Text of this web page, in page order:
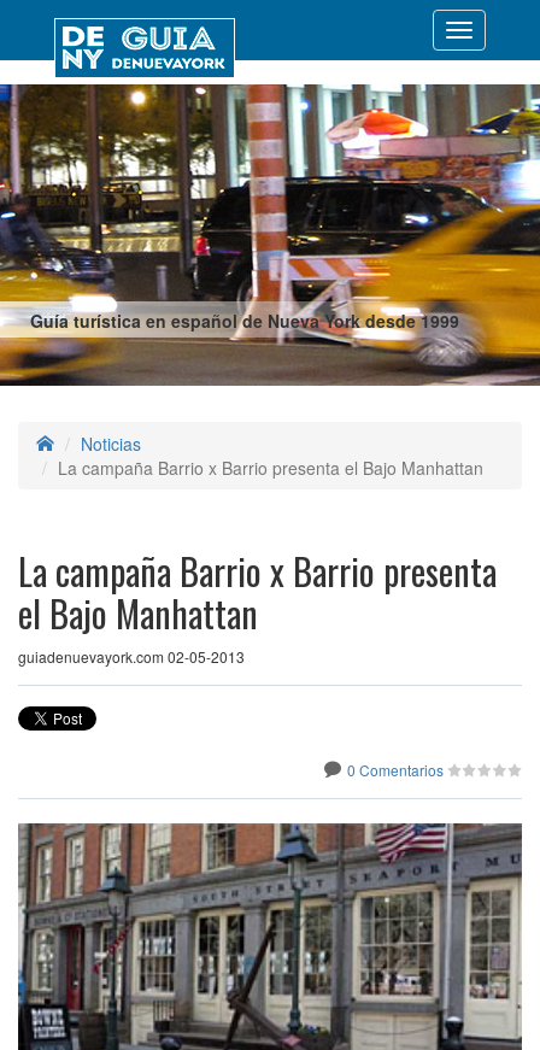
Guía turística en español de Nueva York desde 1999
Desplegar
Noticias
La campaña Barrio x Barrio presenta el Bajo Manhattan
La campaña Barrio x Barrio presenta
el Bajo Manhattan
guiadenuevayork.com 02-05-2013
0 Comentarios